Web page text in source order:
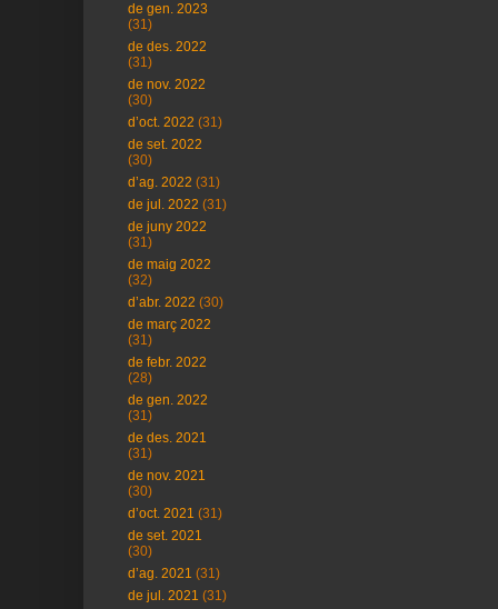
de gen. 2023
(31)
de des. 2022
(31)
de nov. 2022
(30)
d’oct. 2022 (31)
de set. 2022
(30)
d’ag. 2022 (31)
de jul. 2022 (31)
de juny 2022
(31)
de maig 2022
(32)
d’abr. 2022 (30)
de març 2022
(31)
de febr. 2022
(28)
de gen. 2022
(31)
de des. 2021
(31)
de nov. 2021
(30)
d’oct. 2021 (31)
de set. 2021
(30)
d’ag. 2021 (31)
de jul. 2021 (31)